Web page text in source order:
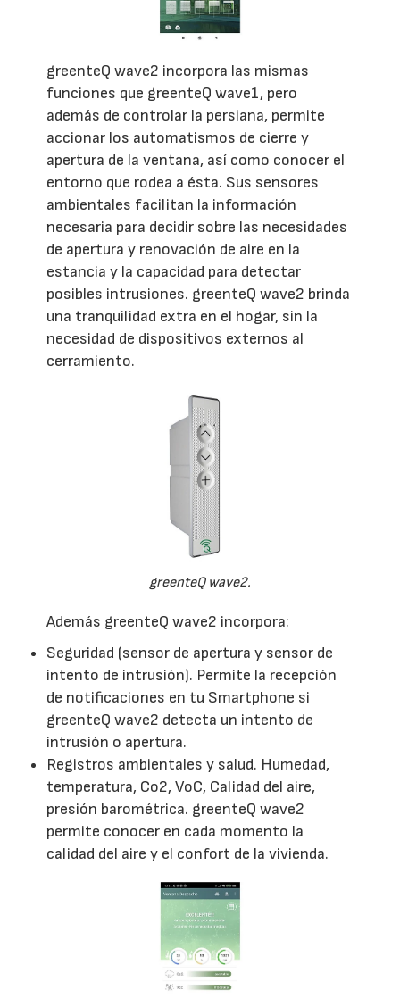
greenteQ wave2 incorpora las mismas
funciones que greenteQ wave1, pero
además de controlar la persiana, permite
accionar los automatismos de cierre y
apertura de la ventana, así como conocer el
entorno que rodea a ésta. Sus sensores
ambientales facilitan la información
necesaria para decidir sobre las necesidades
de apertura y renovación de aire en la
estancia y la capacidad para detectar
posibles intrusiones. greenteQ wave2 brinda
una tranquilidad extra en el hogar, sin la
necesidad de dispositivos externos al
cerramiento.
greenteQ wave2.
Además greenteQ wave2 incorpora:
Seguridad (sensor de apertura y sensor de
intento de intrusión). Permite la recepción
de notificaciones en tu Smartphone si
greenteQ wave2 detecta un intento de
intrusión o apertura.
Registros ambientales y salud. Humedad,
temperatura, Co2, VoC, Calidad del aire,
presión barométrica. greenteQ wave2
permite conocer en cada momento la
calidad del aire y el confort de la vivienda.